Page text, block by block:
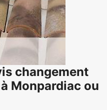
changement
Monpardiac ou